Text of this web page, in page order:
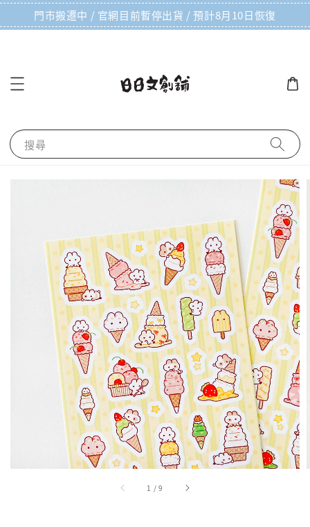
門市搬遷中 / 官網目前暫停出貨 / 預計8月10日恢復
搜尋
1 /9